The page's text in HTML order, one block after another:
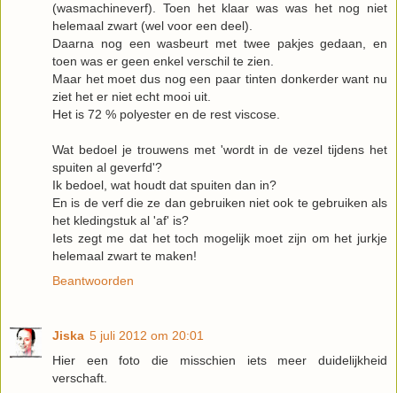
(wasmachineverf). Toen het klaar was was het nog niet
helemaal zwart (wel voor een deel).
Daarna nog een wasbeurt met twee pakjes gedaan, en
toen was er geen enkel verschil te zien.
Maar het moet dus nog een paar tinten donkerder want nu
ziet het er niet echt mooi uit.
Het is 72 % polyester en de rest viscose.
Wat bedoel je trouwens met 'wordt in de vezel tijdens het
spuiten al geverfd'?
Ik bedoel, wat houdt dat spuiten dan in?
En is de verf die ze dan gebruiken niet ook te gebruiken als
het kledingstuk al 'af' is?
Iets zegt me dat het toch mogelijk moet zijn om het jurkje
helemaal zwart te maken!
Beantwoorden
Jiska 5 juli 2012 om 20:01
Hier een foto die misschien iets meer duidelijkheid
verschaft.